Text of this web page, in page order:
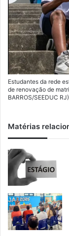
Estudantes da rede
de renovação de
BARROS/SEEDUC RJ)
Matérias